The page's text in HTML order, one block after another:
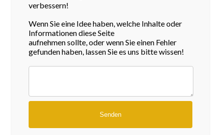
verbessern!
Wenn Sie eine Idee haben, welche Inhalte oder
Informationen diese Seite
aufnehmen sollte, oder wenn Sie einen Fehler
gefunden haben, lassen Sie es uns bitte wissen!